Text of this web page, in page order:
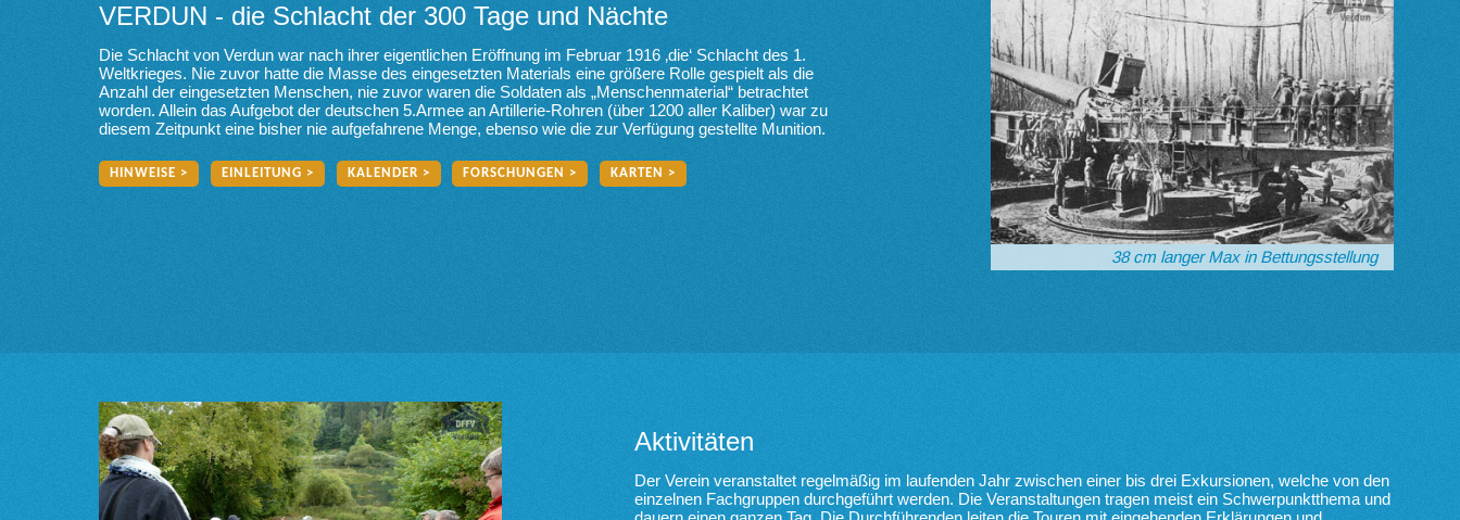
VERDUN - die Schlacht der 300 Tage und Nächte
Die Schlacht von Verdun war nach ihrer eigentlichen Eröffnung im Februar 1916 ‚die‘ Schlacht des 1.
Weltkrieges. Nie zuvor hatte die Masse des eingesetzten Materials eine größere Rolle gespielt als die
Anzahl der eingesetzten Menschen, nie zuvor waren die Soldaten als „Menschenmaterial“ betrachtet
worden. Allein das Aufgebot der deutschen 5.Armee an Artillerie-Rohren (über 1200 aller Kaliber) war zu
diesem Zeitpunkt eine bisher nie aufgefahrene Menge, ebenso wie die zur Verfügung gestellte Munition.
HINWEISE > EINLEITUNG > KALENDER > FORSCHUNGEN > KARTEN >
38 cm langer Max in Bettungsstellung
Aktivitäten
Der Verein veranstaltet regelmäßig im laufenden Jahr zwischen einer bis drei Exkursionen, welche von den
einzelnen Fachgruppen durchgeführt werden. Die Veranstaltungen tragen meist ein Schwerpunktthema und